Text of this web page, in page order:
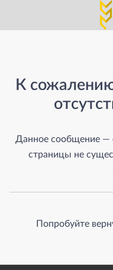
К
Данное сообщение —
страницы не
Попробуйте